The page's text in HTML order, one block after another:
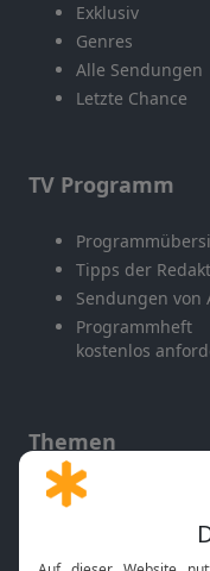
Exklusiv
Genres
Alle Sendungen
Letzte Chance
TV Programm
Tipps der
Sendungen von
Programmheft
kostenlos
Themen
Gott und Bibel